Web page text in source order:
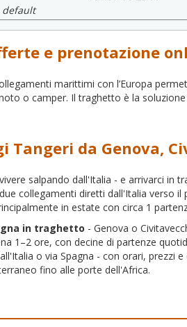
default
e prenotazione
marittimi con l’Europa
o camper. Il traghetto è la
da Genova,
salpando dall'Italia - e arrivarci in
collegamenti diretti dall'Italia verso il
in estate con circa 1
in traghetto - Genova o
1–2 ore, con decine di partenze
o via Spagna - con orari, prezzi
fino alle porte dell'Africa.